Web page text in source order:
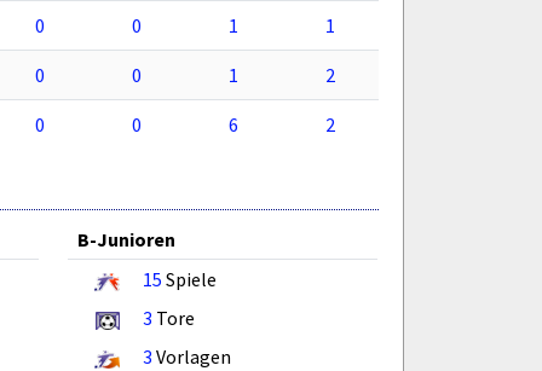
0 0 1 1
0 0 1 2
0 0 6 2
B-Junioren
15 Spiele
3 Tore
3 Vorlagen